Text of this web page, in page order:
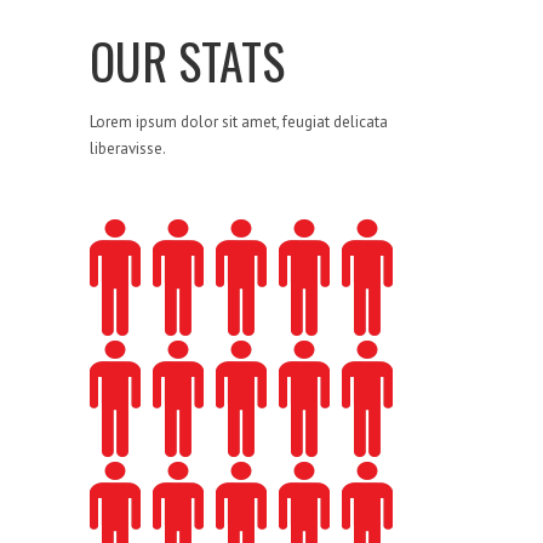
OUR STATS
Lorem ipsum dolor sit amet, feugiat delicata
liberavisse. 3
4
5 0
0